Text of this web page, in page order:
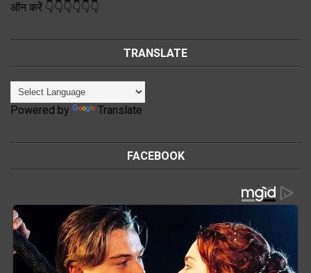
ऑन करें 👇👇👇👇👇👇
TRANSLATE
Powered by Translate
FACEBOOK